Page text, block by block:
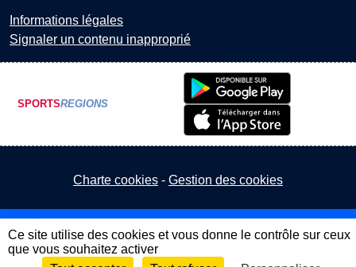
Informations légales
Signaler un contenu inapproprié
SPORTSREGIONS
Charte cookies Gestion des cookies
Ce site utilise des cookies et vous donne le contrôle sur ceux
que vous souhaitez activer